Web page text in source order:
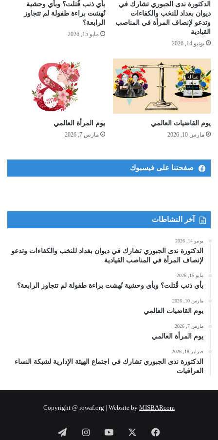
الدكتورة ندى الجبوري تشارك في
ديوان بغداد للنخب والكفاءات
وتدعو لإنصاف المرأة في المناصب
القيادية
يونيو 14, 2026
بأي ذنب قُتلت؟ وبأي وحشية
نُهشت براءة طفولة لم تتجاوز
الرابعة؟
مايو 15, 2026
يوم القاضيات العالمي
مارس 10, 2026
يوم المرأة العالمي
مارس 7, 2026
صفحتنا على فيسبوك
آخر النشاطات
يونيو 14, 2026
الدكتورة ندى الجبوري تشارك في ديوان بغداد للنخب والكفاءات وتدعو
لإنصاف المرأة في المناصب القيادية
مايو 15, 2026
بأي ذنب قُتلت؟ وبأي وحشية نُهشت براءة طفولة لم تتجاوز الرابعة؟
مارس 10, 2026
يوم القاضيات العالمي
مارس 7, 2026
يوم المرأة العالمي
فبراير 18, 2026
الدكتورة ندى الجبوري تشارك في اجتماع الهيئة الإدارية لشبكة النساء
العراقيات
Copyright @ iowaf.org | Website by MISBARcom
فيسبوك ‫YouTubeانستقرامتيلقرام